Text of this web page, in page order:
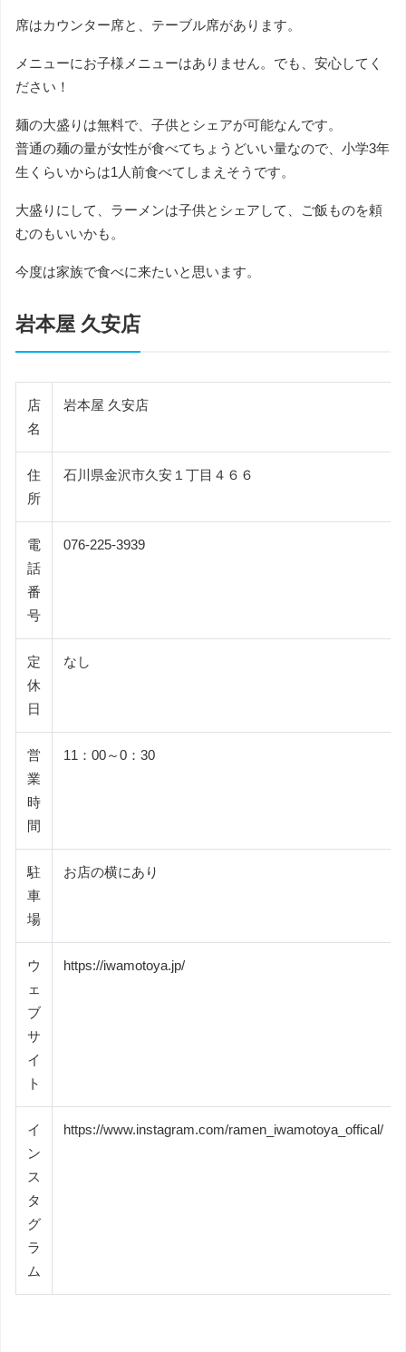
席はカウンター席と、テーブル席があります。
メニューにお子様メニューはありません。でも、安心してく
ださい！
麺の大盛りは無料で、子供とシェアが可能なんです。
普通の麺の量が女性が食べてちょうどいい量なので、小学3年
生くらいからは1人前食べてしまえそうです。
大盛りにして、ラーメンは子供とシェアして、ご飯ものを頼
むのもいいかも。
今度は家族で食べに来たいと思います。
岩本屋 久安店
店
名
岩本屋 久安店
住
所
石川県金沢市久安１丁目４６６
電
話
番
号
076-225-3939
定
休
日
なし
営
業
時
間
11：00～0：30
駐
車
場
お店の横にあり
ウ
ェ
ブ
サ
イ
ト
https://iwamotoya.jp/
イ
ン
ス
タ
グ
ラ
ム
https://www.instagram.com/ramen_iwamotoya_offical/